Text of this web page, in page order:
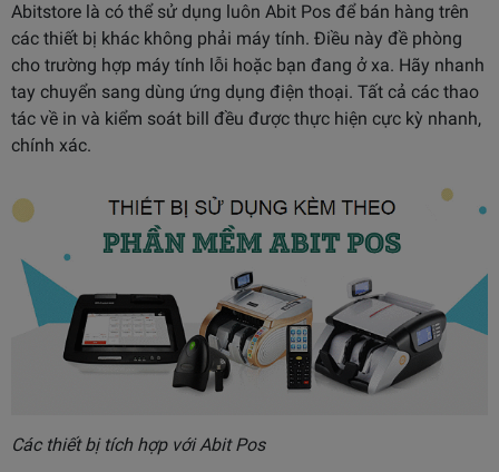
Abitstore là có thể sử dụng luôn Abit Pos để bán hàng trên
các thiết bị khác không phải máy tính. Điều này đề phòng
cho trường hợp máy tính lỗi hoặc bạn đang ở xa. Hãy nhanh
tay chuyển sang dùng ứng dụng điện thoại. Tất cả các thao
tác về in và kiểm soát bill đều được thực hiện cực kỳ nhanh,
chính xác.
Các thiết bị tích hợp với Abit Pos